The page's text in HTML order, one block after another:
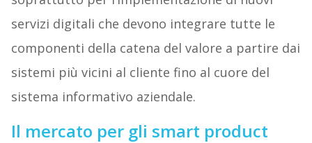
servizi digitali che devono integrare tutte le
componenti della catena del valore a partire dai
sistemi più vicini al cliente fino al cuore del
sistema informativo aziendale.
Il mercato per gli smart product